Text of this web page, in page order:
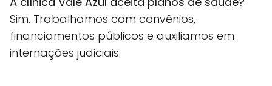
Sim. Trabalhamos com convênios,
financiamentos públicos e auxiliamos em
internações judiciais.